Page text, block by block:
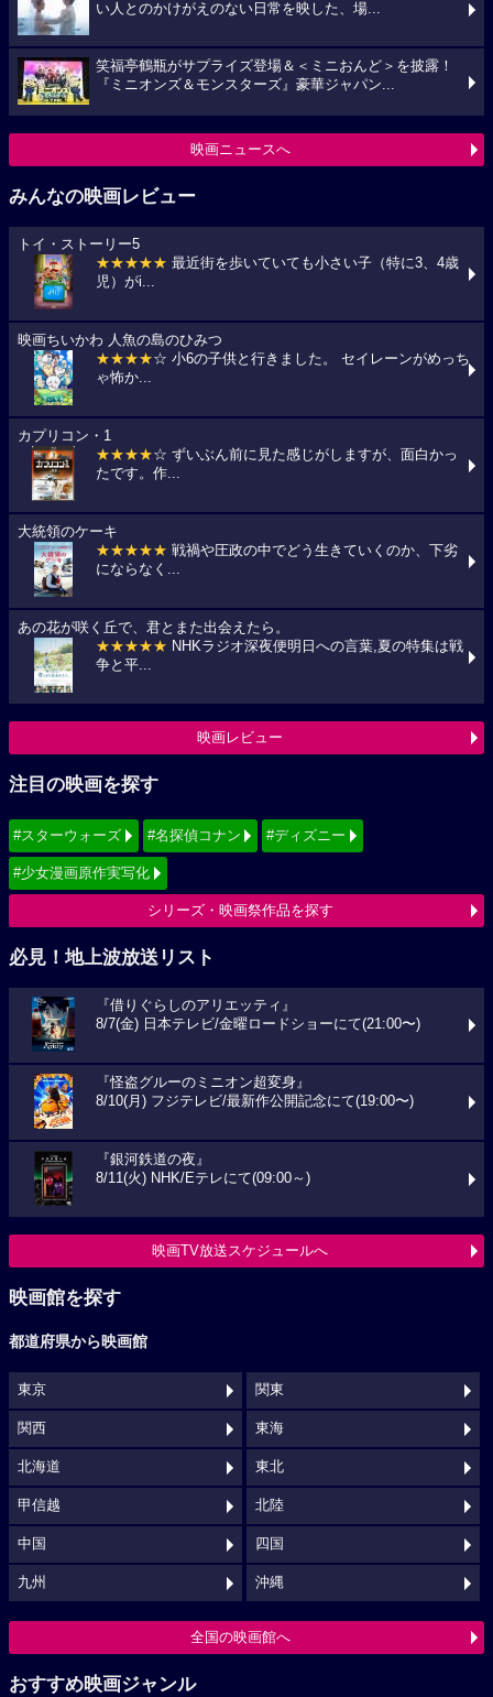
い人とのかけがえのない日常を映した、場...
笑福亭鶴瓶がサプライズ登場＆＜ミニおんど＞を披露！
『ミニオンズ＆モンスターズ』豪華ジャパン...
映画ニュースへ
みんなの映画レビュー
トイ・ストーリー5
★★★★★ 最近街を歩いていても小さい子（特に3、4歳
児）がi...
映画ちいかわ 人魚の島のひみつ
★★★★☆ 小6の子供と行きました。 セイレーンがめっち
ゃ怖か...
カプリコン・1
★★★★☆ ずいぶん前に見た感じがしますが、面白かっ
たです。作...
大統領のケーキ
★★★★★ 戦禍や圧政の中でどう生きていくのか、下劣
にならなく...
あの花が咲く丘で、君とまた出会えたら。
★★★★★ NHKラジオ深夜便明日への言葉,夏の特集は戦
争と平...
映画レビュー
注目の映画を探す
#スターウォーズ #名探偵コナン #ディズニー
#少女漫画原作実写化
シリーズ・映画祭作品を探す
必見！地上波放送リスト
『借りぐらしのアリエッティ』
8/7(金) 日本テレビ/金曜ロードショーにて(21:00〜)
『怪盗グルーのミニオン超変身』
8/10(月) フジテレビ/最新作公開記念にて(19:00〜)
『銀河鉄道の夜』
8/11(火) NHK/Eテレにて(09:00～)
映画TV放送スケジュールへ
映画館を探す
都道府県から映画館
東京 関東
関西 東海
北海道 東北
甲信越 北陸
中国 四国
九州 沖縄
全国の映画館へ
おすすめ映画ジャンル